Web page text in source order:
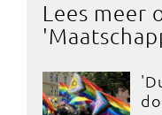
Lees meer
'